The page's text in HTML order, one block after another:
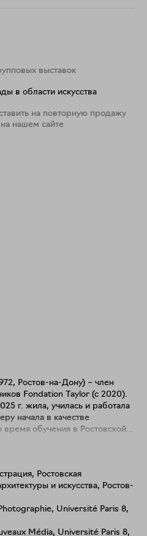
выставок
в области искусства
на повторную продажу
нашем сайте
Ростов-на-Дону) – член
Fondation Taylor (с 2020).
г. жила, училась и работала
начала в качестве
обучения в Ростовской
и иллюстративное
живописью и
в магистратуре
медиа" (Université Paris
наука и технологии
специальности
Ростовская
и искусства, Ростов-
Université Paris 8,
Média, Université Paris 8,